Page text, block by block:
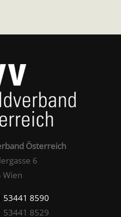
Österreich
6
Wien
53441 8590
53441 8529